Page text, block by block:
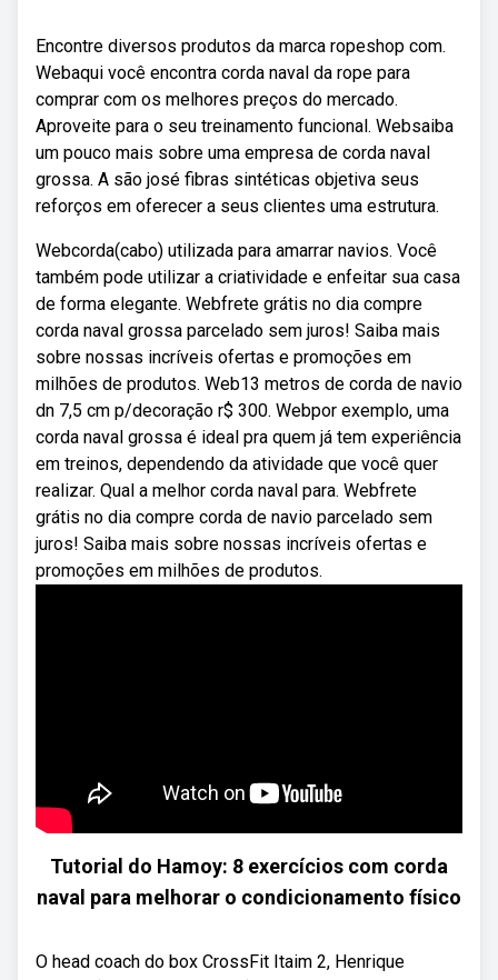
Encontre diversos produtos da marca ropeshop com.
Webaqui você encontra corda naval da rope para
comprar com os melhores preços do mercado.
Aproveite para o seu treinamento funcional. Websaiba
um pouco mais sobre uma empresa de corda naval
grossa. A são josé fibras sintéticas objetiva seus
reforços em oferecer a seus clientes uma estrutura.
Webcorda(cabo) utilizada para amarrar navios. Você
também pode utilizar a criatividade e enfeitar sua casa
de forma elegante. Webfrete grátis no dia compre
corda naval grossa parcelado sem juros! Saiba mais
sobre nossas incríveis ofertas e promoções em
milhões de produtos. Web13 metros de corda de navio
dn 7,5 cm p/decoração r$ 300. Webpor exemplo, uma
corda naval grossa é ideal pra quem já tem experiência
em treinos, dependendo da atividade que você quer
realizar. Qual a melhor corda naval para. Webfrete
grátis no dia compre corda de navio parcelado sem
juros! Saiba mais sobre nossas incríveis ofertas e
promoções em milhões de produtos.
Tutorial do Hamoy: 8 exercícios com corda
naval para melhorar o condicionamento físico
O head coach do box CrossFit Itaim 2, Henrique